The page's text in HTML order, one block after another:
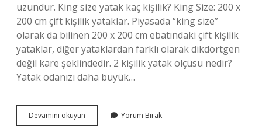
uzundur. King size yatak kaç kişilik? King Size: 200 x
200 cm çift kişilik yataklar. Piyasada “king size”
olarak da bilinen 200 x 200 cm ebatındaki çift kişilik
yataklar, diğer yataklardan farklı olarak dikdörtgen
değil kare şeklindedir. 2 kişilik yatak ölçüsü nedir?
Yatak odanızı daha büyük…
Devamını okuyun
Size
Yorum Bırak